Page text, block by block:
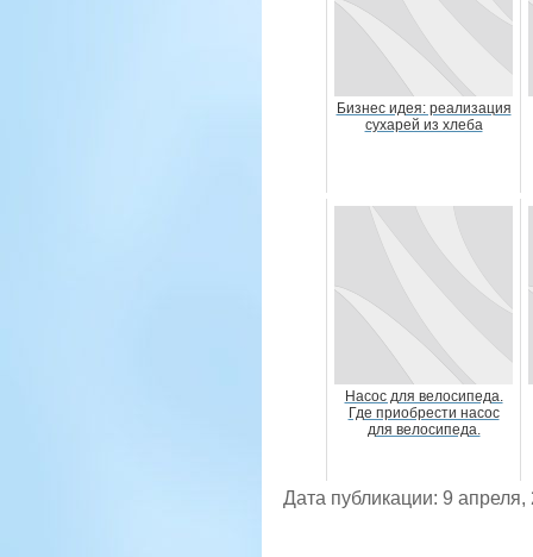
Бизнес идея: реализация
сухарей из хлеба
Насос для велосипеда.
Где приобрести насос
для велосипеда.
Дата публикации: 9 апреля,